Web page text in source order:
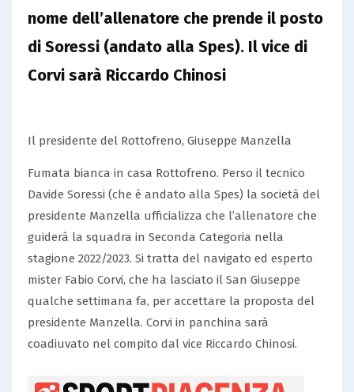
nome dell’allenatore che prende il posto
di Soressi (andato alla Spes). Il vice di
Corvi sarà Riccardo Chinosi
Il presidente del Rottofreno, Giuseppe Manzella
Fumata bianca in casa Rottofreno. Perso il tecnico
Davide Soressi (che è andato alla Spes) la società del
presidente Manzella ufficializza che l’allenatore che
guiderà la squadra in Seconda Categoria nella
stagione 2022/2023. Si tratta del navigato ed esperto
mister Fabio Corvi, che ha lasciato il San Giuseppe
qualche settimana fa, per accettare la proposta del
presidente Manzella. Corvi in panchina sarà
coadiuvato nel compito dal vice Riccardo Chinosi.